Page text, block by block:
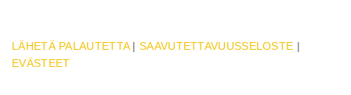
LÄHETÄ PALAUTETTA|SAAVUTETTAVUUSSELOSTE |
EVÄSTEET